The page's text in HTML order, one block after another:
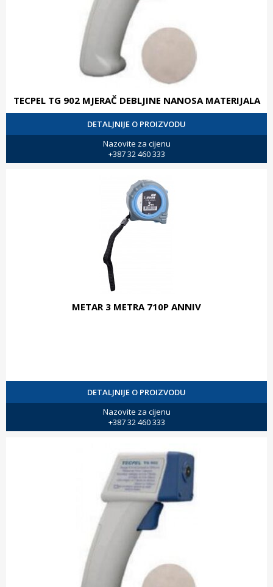
TECPEL TG 902 MJERAČ DEBLJINE NANOSA MATERIJALA
DETALJNIJE O PROIZVODU
Nazovite za cijenu
+387 32 460 333
METAR 3 METRA 710P ANNIV
DETALJNIJE O PROIZVODU
Nazovite za cijenu
+387 32 460 333